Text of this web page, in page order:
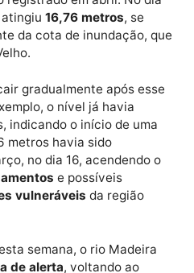
Publicidade
significativa e representa
registrado em abril. No
atingiu
16,76 metros
da cota de inundação,
Velho.
cair gradualmente após
o nível já havia
16 metros havia sido